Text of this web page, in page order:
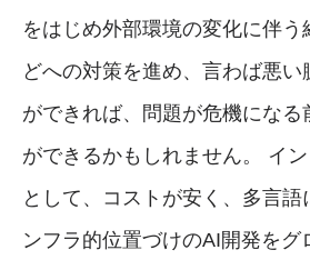
をはじめ外部環境の変化に伴う
どへの対策を進め、言わば悪い
ができれば、問題が危機になる
ができるかもしれません。 イ
として、コストが安く、多言語
ンフラ的位置づけのAI開発をグ